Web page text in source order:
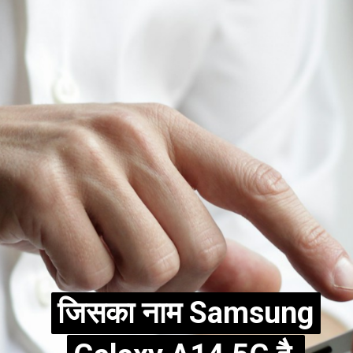
जिसका नाम Samsung
जिसका नाम Samsung